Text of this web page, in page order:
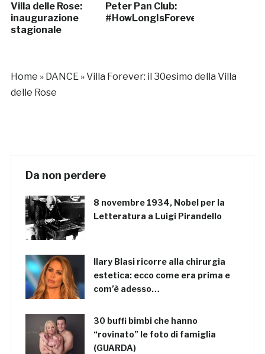
Villa delle Rose:
inaugurazione
stagionale
Peter Pan Club:
#HowLongIsForever
Home » DANCE»Villa Forever: il 30esimo della Villa
delle Rose
Da non perdere
8 novembre 1934, Nobel per la
Letteratura a Luigi Pirandello
Ilary Blasi ricorre alla chirurgia
estetica: ecco come era prima e
com’è adesso…
30 buffi bimbi che hanno
“rovinato” le foto di famiglia
(GUARDA)